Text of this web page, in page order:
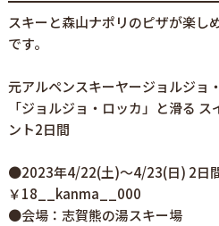
スキーと森山ナポリのピザが楽し
です。
元アルペンスキーヤージョルジョ
「ジョルジョ・ロッカ」と滑る
ント2日間
●2023年4/22(土)～4/23(日) 2日
￥18__kanma__000
●会場：志賀熊の湯スキー場